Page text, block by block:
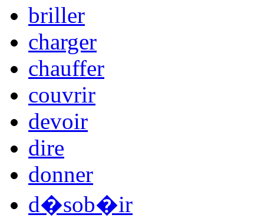
briller
charger
chauffer
couvrir
devoir
dire
donner
d�sob�ir